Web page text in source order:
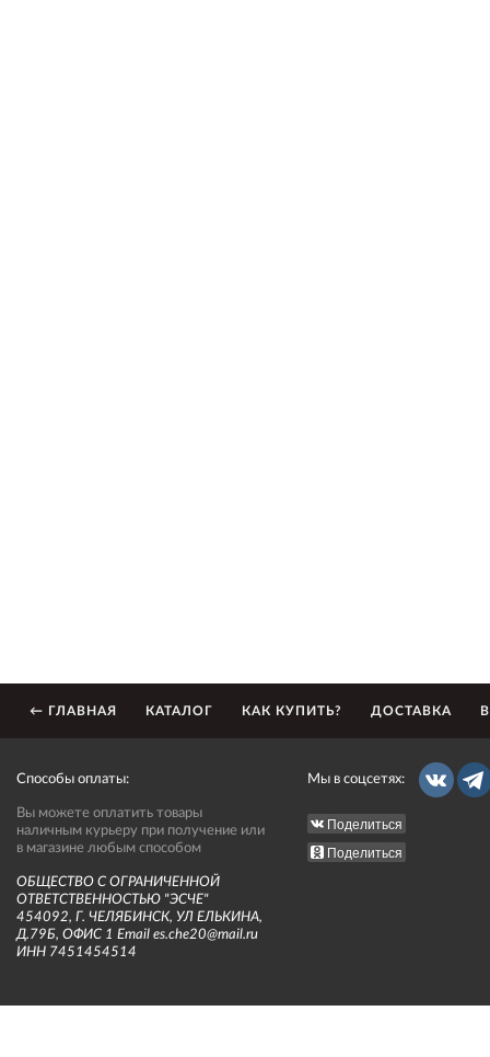
← ГЛАВНАЯ КАТАЛОГ КАК КУПИТЬ? ДОСТАВКА
Способы оплаты:
Вы можете оплатить товары
наличным курьеру при получение или
в магазине любым способом
ОБЩЕСТВО С ОГРАНИЧЕННОЙ
ОТВЕТСТВЕННОСТЬЮ "ЭСЧЕ"
454092, Г. ЧЕЛЯБИНСК, УЛ ЕЛЬКИНА,
Д.79Б, ОФИС 1 Email es.che20@mail.ru
ИНН 7451454514
Мы в соцсетях:
Поделиться
Поделиться